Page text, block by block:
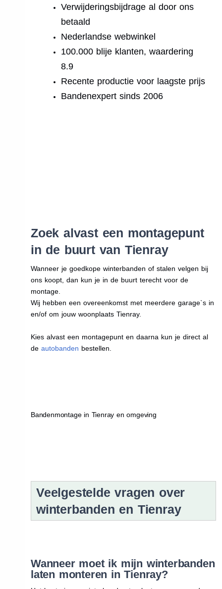
Verwijderingsbijdrage al door ons
betaald
Nederlandse webwinkel
100.000 blije klanten, waardering
8.9
Recente productie voor laagste prijs
Bandenexpert sinds 2006
Zoek alvast een montagepunt
in de buurt van Tienray
Wanneer je goedkope winterbanden of stalen velgen bij
ons koopt, dan kun je in de buurt terecht voor de
montage.
Wij hebben een overeenkomst met meerdere garage`s in
en/of om jouw woonplaats Tienray.
Kies alvast een montagepunt en daarna kun je direct al
de autobanden bestellen.
Bandenmontage in Tienray en omgeving
Veelgestelde vragen over
winterbanden en Tienray
Wanneer moet ik mijn winterbanden
laten monteren in Tienray?